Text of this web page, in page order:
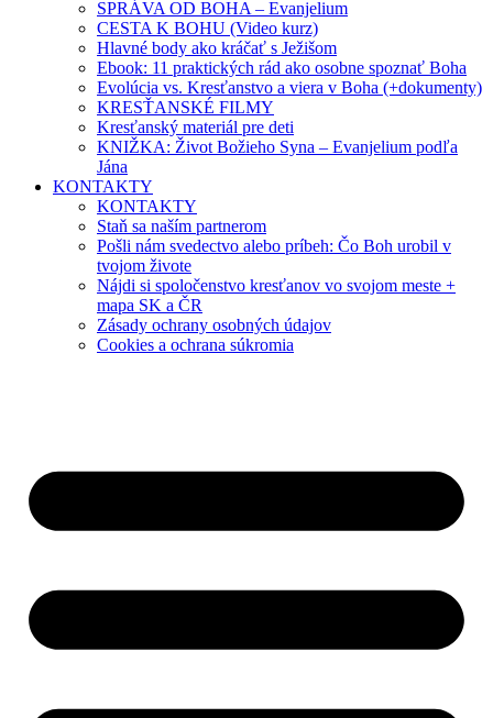
SPRÁVA OD BOHA – Evanjelium
CESTA K BOHU (Video kurz)
Hlavné body ako kráčať s Ježišom
Ebook: 11 praktických rád ako osobne spoznať Boha
Evolúcia vs. Kresťanstvo a viera v Boha (+dokumenty)
KRESŤANSKÉ FILMY
Kresťanský materiál pre deti
KNIŽKA: Život Božieho Syna – Evanjelium podľa
Jána
KONTAKTY
KONTAKTY
Staň sa naším partnerom
Pošli nám svedectvo alebo príbeh: Čo Boh urobil v
tvojom živote
Nájdi si spoločenstvo kresťanov vo svojom meste +
mapa SK a ČR
Zásady ochrany osobných údajov
Cookies a ochrana súkromia